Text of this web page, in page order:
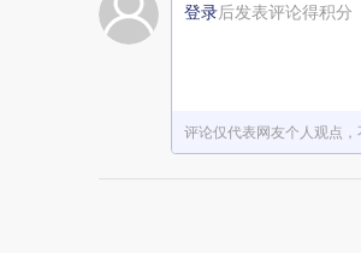
登录后发表评论得积分
评论仅代表网友个人观点